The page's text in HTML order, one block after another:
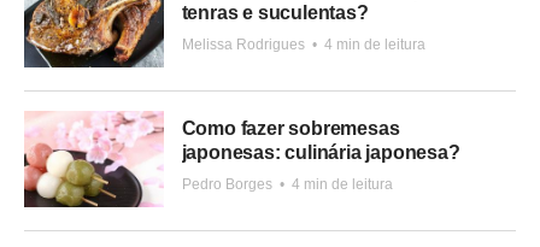
tenras e suculentas?
Melissa Rodrigues • 4 min de leitura
Como fazer sobremesas
japonesas: culinária japonesa?
Pedro Borges • 4 min de leitura